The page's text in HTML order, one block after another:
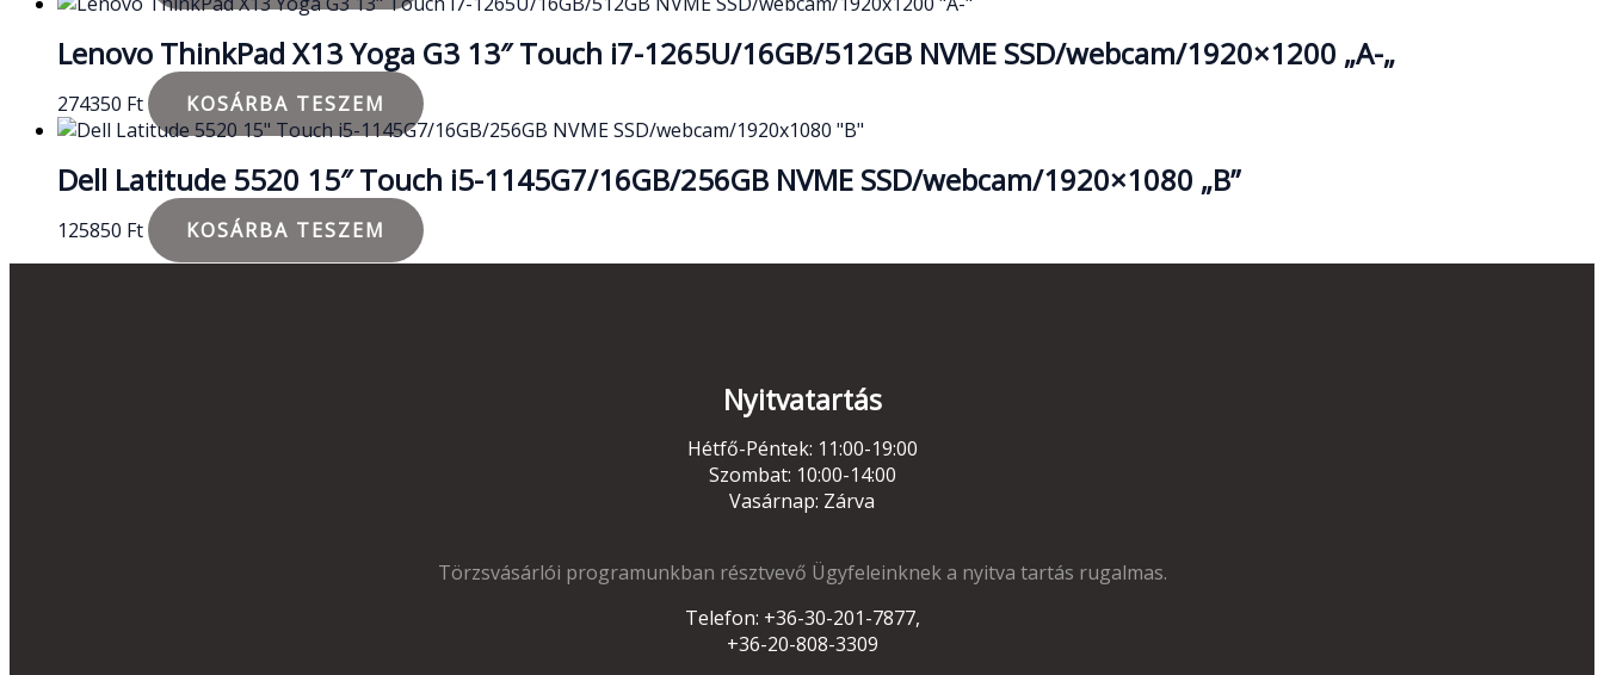
Lenovo ThinkPad X13 Yoga G3 13″ Touch i7-1265U/16GB/512GB NVME SSD/webcam/1920×1200 „A-„
274350 Ft KOSÁRBA TESZEM
Dell Latitude 5520 15″ Touch i5-1145G7/16GB/256GB NVME SSD/webcam/1920×1080 „B”
125850 Ft KOSÁRBA TESZEM
Nyitvatartás
Hétfő-Péntek: 11:00-19:00
Szombat: 10:00-14:00
Vasárnap: Zárva
Törzsvásárlói programunkban résztvevő Ügyfeleinknek a nyitva tartás rugalmas.
Telefon: +36-30-201-7877,
+36-20-808-3309